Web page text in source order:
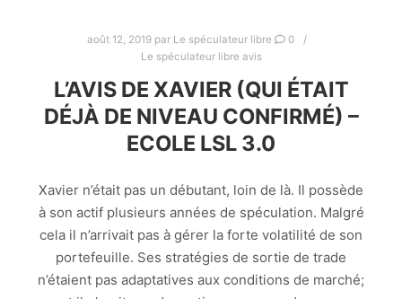
août 12, 2019par Le spéculateur libre
0
Le spéculateur libre avis
L’AVIS DE XAVIER (QUI ÉTAIT
DÉJÀ DE NIVEAU CONFIRMÉ) –
ECOLE LSL 3.0
Xavier n’était pas un débutant, loin de là. Il possède
à son actif plusieurs années de spéculation. Malgré
cela il n’arrivait pas à gérer la forte volatilité de son
portefeuille. Ses stratégies de sortie de trade
n’étaient pas adaptatives aux conditions de marché;